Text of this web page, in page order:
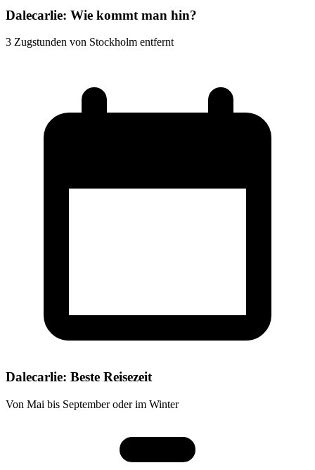
Dalecarlie: Wie kommt man hin?
3 Zugstunden von Stockholm entfernt
Dalecarlie: Beste Reisezeit
Von Mai bis September oder im Winter